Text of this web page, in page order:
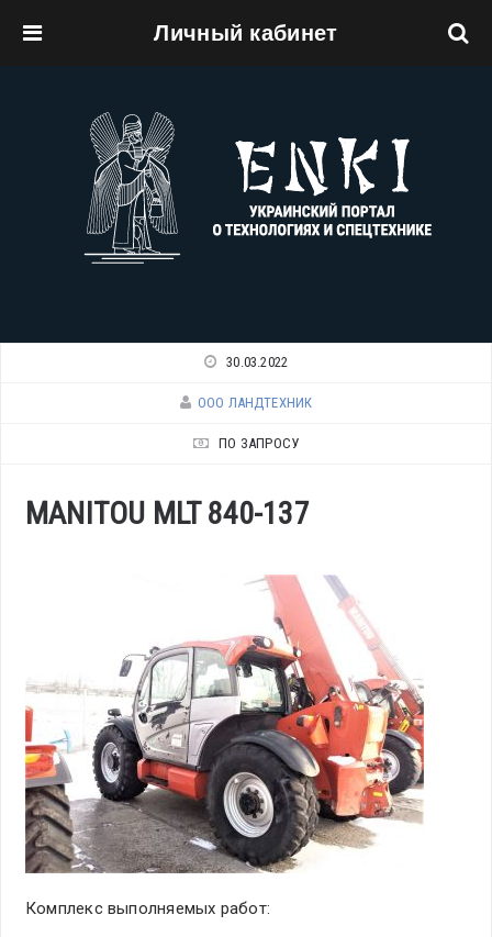
Личный кабинет
30.03.2022
ООО ЛАНДТЕХНИК
ПО ЗАПРОСУ
MANITOU MLT 840-137
Комплекс выполняемых работ: